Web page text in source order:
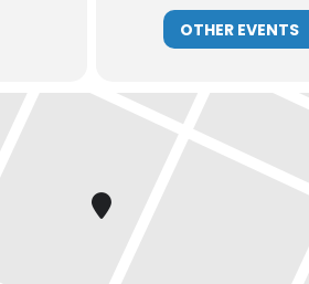
OTHER EVENTS